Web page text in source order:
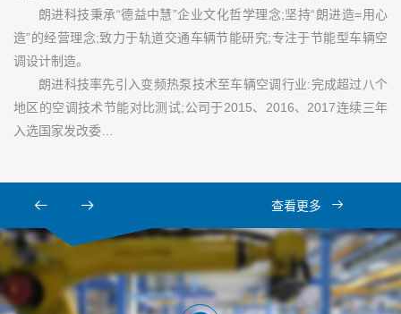
朗进科技秉承“德益中慧”企业文化哲学理念;坚持“朗进造=用心
造”的经营理念;致力于轨道交通车辆节能研究;专注于节能型车辆空
调设计制造。
朗进科技率先引入变频热泵技术至车辆空调行业:完成超过八个
地区的空调技术节能对比测试;公司于2015、2016、2017连续三年
入选国家发改委…
查看更多